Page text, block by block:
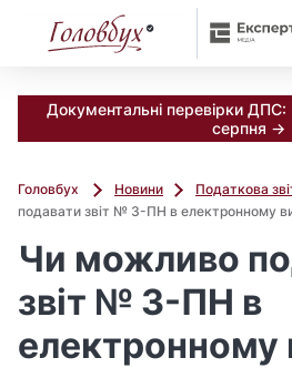
Документальні перевірки ДПС:
серпня →
Головбух Новини Податкова
подавати звіт № 3-ПН в електронному
Чи можливо
звіт № 3-ПН в
електронному